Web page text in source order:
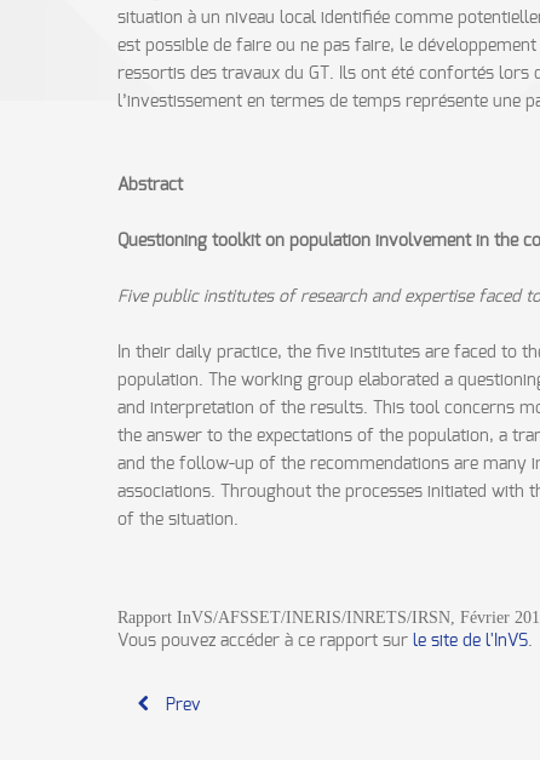
situation à un niveau local identifiée comme
est possible de faire ou ne pas faire, le
ressortis des travaux du GT. Ils ont été confortés lors
l’investissement en termes de temps représente une
Abstract
Questioning toolkit on population involvement in the
Five public institutes of research and expertise faced
In their daily practice, the five institutes are faced to
population. The working group elaborated a
and interpretation of the results. This tool concerns
the answer to the expectations of the population, a
and the follow-up of the recommendations are many
associations. Throughout the processes initiated
of the situation.
Rapport InVS/AFSSET/INERIS/INRETS/IRSN, Février
Vous pouvez accéder à ce rapport sur le site de l'InVS.
Prev